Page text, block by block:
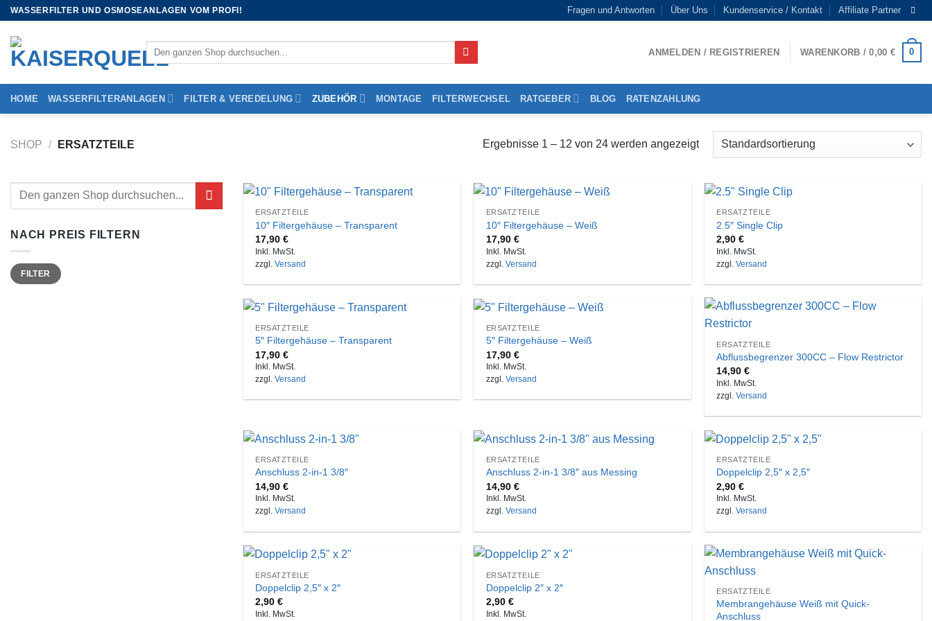
WASSERFILTER UND OSMOSEANLAGEN VOM PROFI! Fragen und Antworten Über Uns Kundenservice / Kontakt Affiliate Partner
ANMELDEN / REGISTRIEREN WARENKORB /0,00 € 0
HOME WASSERFILTERANLAGEN FILTER & VEREDELUNG ZUBEHÖR MONTAGE FILTERWECHSEL RATGEBER BLOG RATENZAHLUNG
SHOP / ERSATZTEILE Ergebnisse 1 – 12 von 24 werden angezeigt
NACH PREIS FILTERN
FILTER
ERSATZTEILE
10″ Filtergehäuse – Transparent
17,90€
Inkl. MwSt.
zzgl.Versand
ERSATZTEILE
10″ Filtergehäuse – Weiß
17,90 €
Inkl. MwSt.
zzgl. Versand
ERSATZTEILE
2.5″ Single Clip
2,90€
Inkl. MwSt.
zzgl.Versand
ERSATZTEILE
5″ Filtergehäuse – Transparent
17,90€
Inkl. MwSt.
zzgl.Versand
ERSATZTEILE
5″ Filtergehäuse – Weiß
17,90 €
Inkl. MwSt.
zzgl. Versand
ERSATZTEILE
Abflussbegrenzer 300CC – Flow Restrictor
14,90€
Inkl. MwSt.
zzgl.Versand
ERSATZTEILE
Anschluss 2-in-1 3/8″
14,90€
Inkl. MwSt.
zzgl.Versand
ERSATZTEILE
Anschluss 2-in-1 3/8″ aus Messing
14,90 €
Inkl. MwSt.
zzgl. Versand
ERSATZTEILE
Doppelclip 2,5″ x 2,5″
2,90€
Inkl. MwSt.
zzgl.Versand
ERSATZTEILE
Doppelclip 2,5″ x 2″
2,90€
Inkl. MwSt.
ERSATZTEILE
Doppelclip 2″ x 2″
2,90 €
Inkl. MwSt.
ERSATZTEILE
Membrangehäuse Weiß mit Quick-
Anschluss